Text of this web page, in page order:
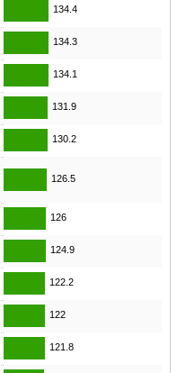
134.4
134.3
134.1
131.9
130.2
126.5
126
124.9
122.2
122
121.8